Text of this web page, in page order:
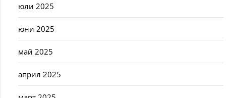
юли 2025
юни 2025
май 2025
април 2025